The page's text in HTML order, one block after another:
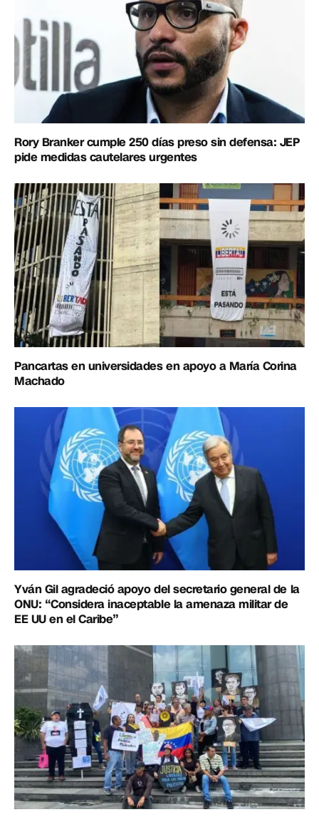
Rory Branker cumple 250 días preso sin defensa: JEP
pide medidas cautelares urgentes
Pancartas en universidades en apoyo a María Corina
Machado
Yván Gil agradeció apoyo del secretario general de la
ONU: “Considera inaceptable la amenaza militar de
EE UU en el Caribe”